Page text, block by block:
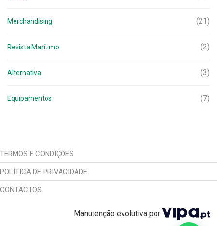
Merchandising (21)
Revista Marítimo (2)
Alternativa (3)
Equipamentos (7)
TERMOS E CONDIÇÕES
POLÍTICA DE PRIVACIDADE
CONTACTOS
Manutenção evolutiva por